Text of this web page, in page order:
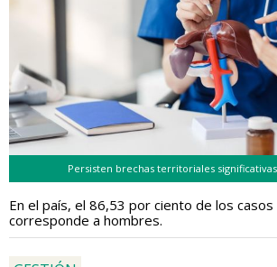
Persisten brechas territoriales significativas.
En el país, el 86,53 por ciento de los
corresponde a hombres.